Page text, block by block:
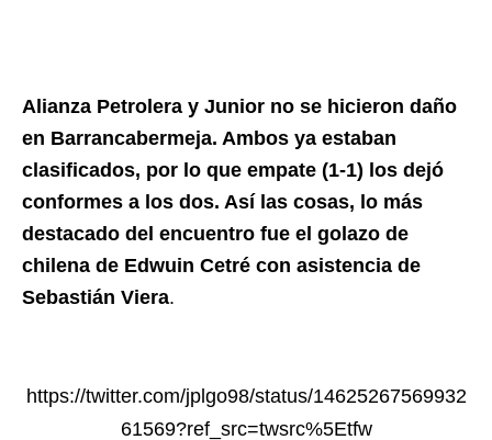
Alianza Petrolera y Junior no se hicieron daño
en Barrancabermeja. Ambos ya estaban
clasificados, por lo que empate (1-1) los dejó
conformes a los dos. Así las cosas, lo más
destacado del encuentro fue el golazo de
chilena de Edwuin Cetré con asistencia de
Sebastián Viera.
https://twitter.com/jplgo98/status/14625267569932
61569?ref_src=twsrc%5Etfw